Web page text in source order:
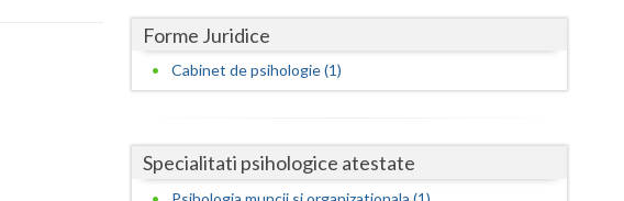
Dolj
Galati
Gorj
Harghita
Forme Juridice
Cabinet de psihologie (1)
Specialitati psihologice atestate